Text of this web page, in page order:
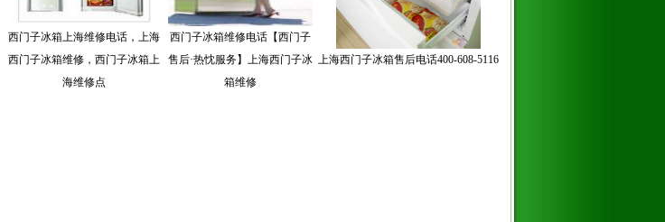
西门子冰箱上海维修电话，上海
西门子冰箱维修，西门子冰箱上
海维修点
西门子冰箱维修电话【西门子
售后·热忱服务】上海西门子冰
箱维修
上海西门子冰箱售后电话400-608-5116